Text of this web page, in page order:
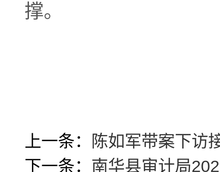
撑。
上一条：
陈如军带案下访
下一条： 南华县审计局